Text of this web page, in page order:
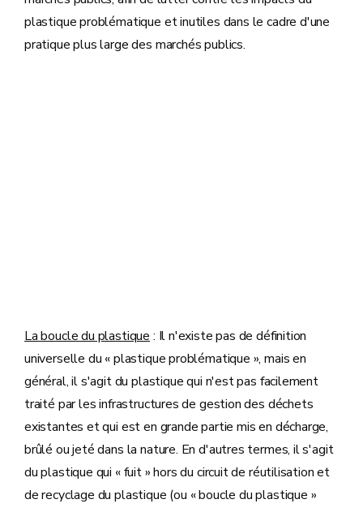
plastique problématique et inutiles dans le cadre d'une
pratique plus large des marchés publics.
La boucle du plastique : Il n'existe pas de définition
universelle du « plastique problématique », mais en
général, il s'agit du plastique qui n'est pas facilement
traité par les infrastructures de gestion des déchets
existantes et qui est en grande partie mis en décharge,
brûlé ou jeté dans la nature. En d'autres termes, il s'agit
du plastique qui « fuit » hors du circuit de réutilisation et
de recyclage du plastique (ou « boucle du plastique »